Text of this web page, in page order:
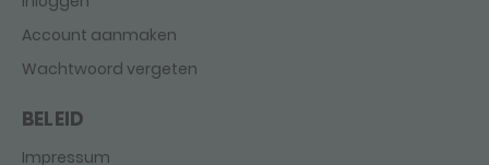
Account aanmaken
Wachtwoord vergeten
BELEID
Impressum